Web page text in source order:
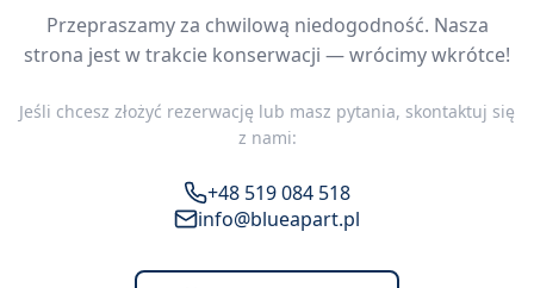
Przepraszamy za chwilową niedogodność. Nasza
strona jest w trakcie konserwacji — wrócimy wkrótce!
Jeśli chcesz złożyć rezerwację lub masz pytania, skontaktuj się
z nami:
+48 519 084 518
info@blueapart.pl